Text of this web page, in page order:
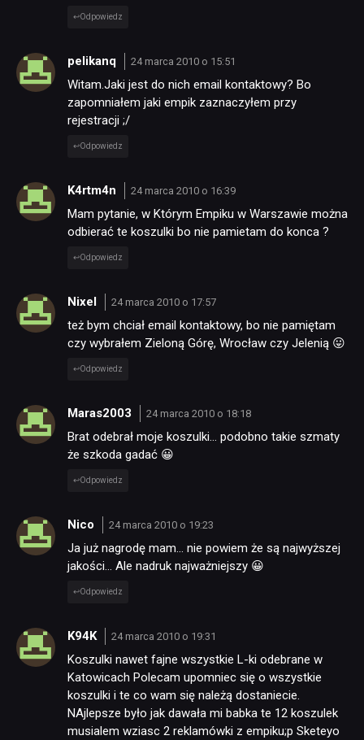
Odpowiedz
pelikanq 24 marca 2010 o 15:51
Witam.Jaki jest do nich email kontaktowy? Bo
zapomniałem jaki empik zaznaczyłem przy
rejestracji ;/
Odpowiedz
K4rtm4n 24 marca 2010 o 16:39
Mam pytanie, w Którym Empiku w Warszawie można
odbierać te koszulki bo nie pamietam do konca ?
Odpowiedz
Nixel 24 marca 2010 o 17:57
też bym chciał email kontaktowy, bo nie pamiętam
czy wybrałem Zieloną Górę, Wrocław czy Jelenią 😛
Odpowiedz
Maras2003 24 marca 2010 o 18:18
Brat odebrał moje koszulki… podobno takie szmaty
że szkoda gadać 😀
Odpowiedz
Nico 24 marca 2010 o 19:23
Ja już nagrodę mam… nie powiem że są najwyższej
jakości… Ale nadruk najważniejszy 😀
Odpowiedz
K94K 24 marca 2010 o 19:31
Koszulki nawet fajne wszystkie L-ki odebrane w
Katowicach Polecam upomniec się o wszystkie
koszulki i te co wam się należą dostaniecie.
NAjlepsze było jak dawała mi babka te 12 koszulek
musialem wziasc 2 reklamówki z empiku;p Sketeyo